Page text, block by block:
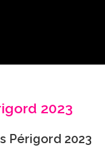
2023
Périgord 2023